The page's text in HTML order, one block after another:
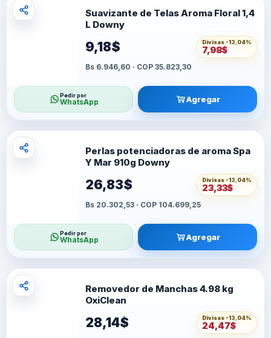
Suavizante de Telas Aroma Floral 1,4
L Downy
9,18$ Divisas -13,04%
7,98$
Bs 6.946,60 · COP 35.823,30
Pedir por
WhatsApp Agregar
Perlas potenciadoras de aroma Spa
Y Mar 910g Downy
26,83$ Divisas -13,04%
23,33$
Bs 20.302,53 · COP 104.699,25
Pedir por
WhatsApp Agregar
Removedor de Manchas 4.98 kg
OxiClean
28,14$ Divisas -13,04%
24,47$